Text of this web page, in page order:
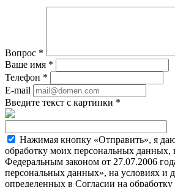
Вопрос *
Ваше имя *
Телефон *
E-mail
Введите текст с картинки *
Нажимая кнопку «Отправить», я даю
обработку моих персональных данных,
Федеральным законом от 27.07.2006
персональных данных», на условиях и
определенных в Согласии на